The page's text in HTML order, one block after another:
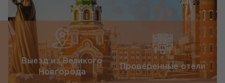
Выезд из Великого
Новгорода
Проверенные отели